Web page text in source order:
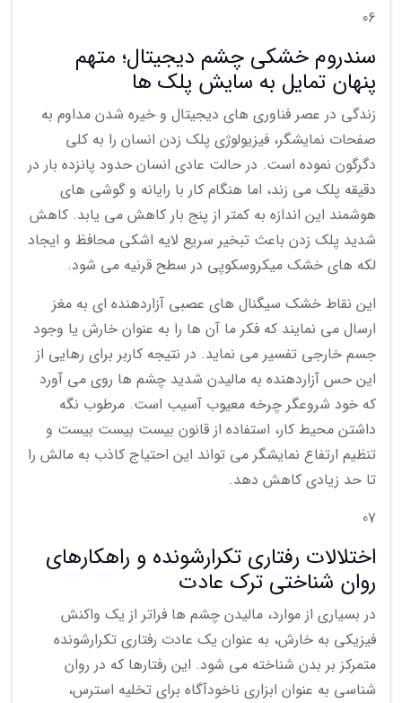
06
سندروم خشکی چشم دیجیتال؛ متهم
پنهان تمایل به سایش پلک ها
زندگی در عصر فناوری های دیجیتال و خیره شدن مداوم به
صفحات نمایشگر، فیزیولوژی پلک زدن انسان را به کلی
دگرگون نموده است. در حالت عادی انسان حدود پانزده بار در
دقیقه پلک می زند، اما هنگام کار با رایانه و گوشی های
هوشمند این اندازه به کمتر از پنج بار کاهش می یابد. کاهش
شدید پلک زدن باعث تبخیر سریع لایه اشکی محافظ و ایجاد
لکه های خشک میکروسکوپی در سطح قرنیه می شود.
این نقاط خشک سیگنال های عصبی آزاردهنده ای به مغز
ارسال می نمایند که فکر ما آن ها را به عنوان خارش یا وجود
جسم خارجی تفسیر می نماید. در نتیجه کاربر برای رهایی از
این حس آزاردهنده به مالیدن شدید چشم ها روی می آورد
که خود شروعگر چرخه معیوب آسیب است. مرطوب نگه
داشتن محیط کار، استفاده از قانون بیست بیست بیست و
تنظیم ارتفاع نمایشگر می تواند این احتیاج کاذب به مالش را
تا حد زیادی کاهش دهد.
07
اختلالات رفتاری تکرارشونده و راهکارهای
روان شناختی ترک عادت
در بسیاری از موارد، مالیدن چشم ها فراتر از یک واکنش
فیزیکی به خارش، به عنوان یک عادت رفتاری تکرارشونده
متمرکز بر بدن شناخته می شود. این رفتارها که در روان
شناسی به عنوان ابزاری ناخودآگاه برای تخلیه استرس،